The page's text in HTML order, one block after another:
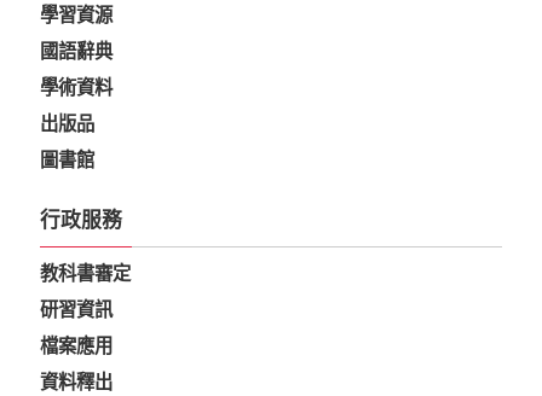
學習資源
國語辭典
學術資料
出版品
圖書館
行政服務
教科書審定
研習資訊
檔案應用
資料釋出